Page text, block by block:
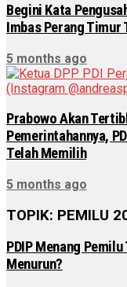
Begini Kata
Imbas Perang Timur
5 months ago
Prabowo Akan
Pemerintahannya,
Telah Memilih
5 months ago
TOPIK: PEMILU
PDIP Menang
Menurun?